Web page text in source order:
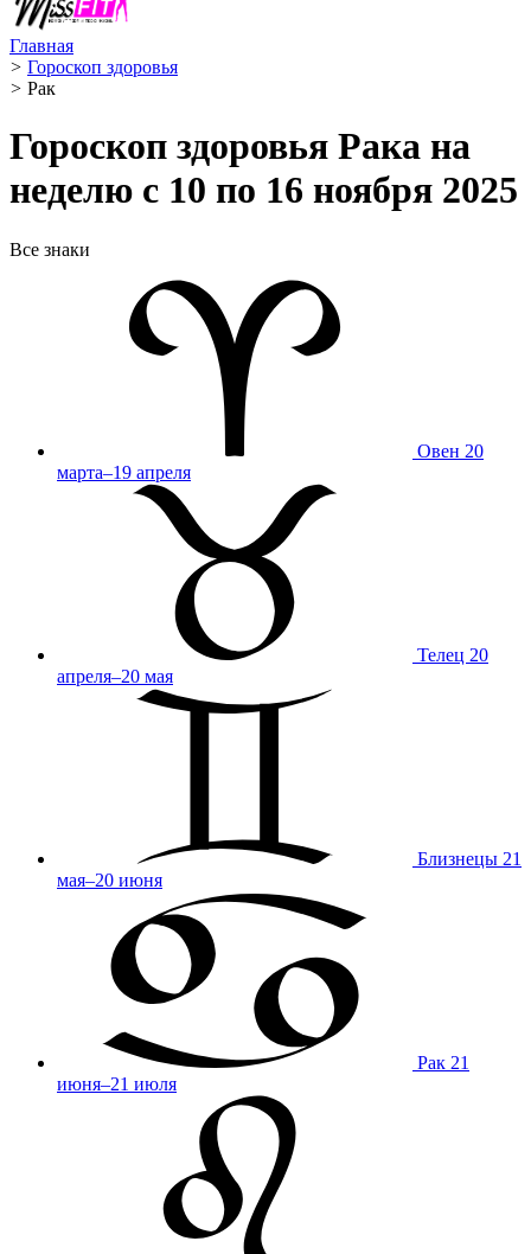
Главная
> Гороскоп здоровья
> Рак ️
Гороскоп здоровья Рака на
неделю с 10 по 16 ноября 2025
Все знаки
Овен 20
марта–19 апреля
Телец 20
апреля–20 мая
Близнецы 21
мая–20 июня
Рак 21
июня–21 июля